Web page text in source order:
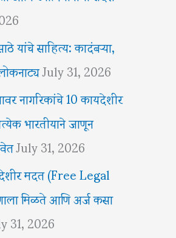
यांचे साहित्य: कादंबऱ्या,
July 31, 2026
नागरिकांचे 10 कायदेशीर
भारतीयाने जाणून
July 31, 2026
मदत (Free Legal
मिळते आणि अर्ज कसा
31, 2026